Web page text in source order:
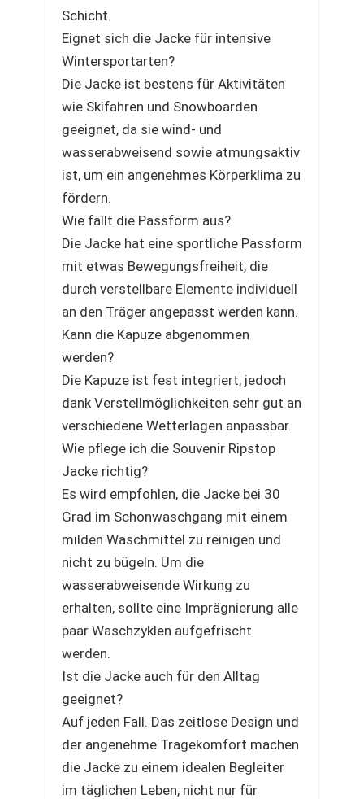
Schicht.
Eignet sich die Jacke für intensive
Wintersportarten?
Die Jacke ist bestens für Aktivitäten
wie Skifahren und Snowboarden
geeignet, da sie wind- und
wasserabweisend sowie atmungsaktiv
ist, um ein angenehmes Körperklima zu
fördern.
Wie fällt die Passform aus?
Die Jacke hat eine sportliche Passform
mit etwas Bewegungsfreiheit, die
durch verstellbare Elemente individuell
an den Träger angepasst werden kann.
Kann die Kapuze abgenommen
werden?
Die Kapuze ist fest integriert, jedoch
dank Verstellmöglichkeiten sehr gut an
verschiedene Wetterlagen anpassbar.
Wie pflege ich die Souvenir Ripstop
Jacke richtig?
Es wird empfohlen, die Jacke bei 30
Grad im Schonwaschgang mit einem
milden Waschmittel zu reinigen und
nicht zu bügeln. Um die
wasserabweisende Wirkung zu
erhalten, sollte eine Imprägnierung alle
paar Waschzyklen aufgefrischt
werden.
Ist die Jacke auch für den Alltag
geeignet?
Auf jeden Fall. Das zeitlose Design und
der angenehme Tragekomfort machen
die Jacke zu einem idealen Begleiter
im täglichen Leben, nicht nur für